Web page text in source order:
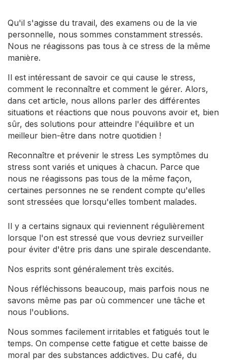
Qu'il s'agisse du travail, des examens ou de la vie
personnelle, nous sommes constamment stressés.
Nous ne réagissons pas tous à ce stress de la même
manière.
Il est intéressant de savoir ce qui cause le stress,
comment le reconnaître et comment le gérer. Alors,
dans cet article, nous allons parler des différentes
situations et réactions que nous pouvons avoir et, bien
sûr, des solutions pour atteindre l'équilibre et un
meilleur bien-être dans notre quotidien !
Reconnaître et prévenir le stress Les symptômes du
stress sont variés et uniques à chacun. Parce que
nous ne réagissons pas tous de la même façon,
certaines personnes ne se rendent compte qu'elles
sont stressées que lorsqu'elles tombent malades.
Il y a certains signaux qui reviennent régulièrement
lorsque l'on est stressé que vous devriez surveiller
pour éviter d'être pris dans une spirale descendante.
Nos esprits sont généralement très excités.
Nous réfléchissons beaucoup, mais parfois nous ne
savons même pas par où commencer une tâche et
nous l'oublions.
Nous sommes facilement irritables et fatigués tout le
temps. On compense cette fatigue et cette baisse de
moral par des substances addictives. Du café, du